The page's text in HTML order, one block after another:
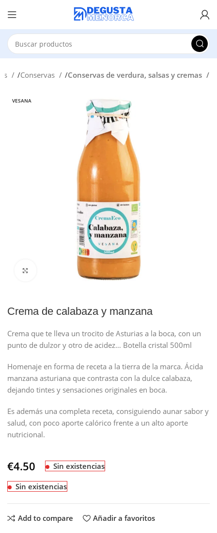
Conservas Conservas de verdura, salsas y cremas
VESANA
Click to enlarge
Crema de calabaza y manzana
Crema que te lleva un trocito de Asturias a la boca, con un
punto de dulzor y otro de acidez… Botella cristal 500ml
Homenaje en forma de receta a la tierra de la marca. Ácida
manzana asturiana que contrasta con la dulce calabaza,
dejando tintes y sensaciones originales en boca.
Es además una completa receta, consiguiendo aunar sabor y
salud, con poco aporte calórico frente a un alto aporte
nutricional.
€4.50 Sin existencias
Sin existencias
Add to compare Añadir a favoritos